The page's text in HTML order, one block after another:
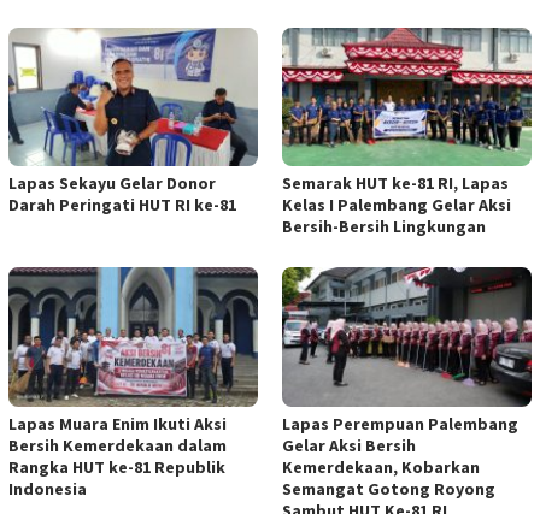
Lapas Sekayu Gelar Donor
Darah Peringati HUT RI ke-81
Semarak HUT ke-81 RI, Lapas
Kelas I Palembang Gelar Aksi
Bersih-Bersih Lingkungan
Lapas Muara Enim Ikuti Aksi
Bersih Kemerdekaan dalam
Rangka HUT ke-81 Republik
Indonesia
Lapas Perempuan Palembang
Gelar Aksi Bersih
Kemerdekaan, Kobarkan
Semangat Gotong Royong